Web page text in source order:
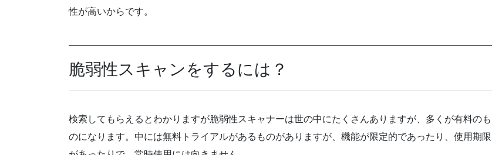
性が高いからです。
脆弱性スキャンをするには？
検索してもらえるとわかりますが脆弱性スキャナーは世の中にたくさんありますが、多くが有料のも
のになります。中には無料トライアルがあるものがありますが、機能が限定的であったり、使用期限